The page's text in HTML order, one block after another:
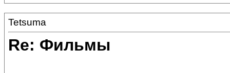
Tetsuma
Re: Фильмы